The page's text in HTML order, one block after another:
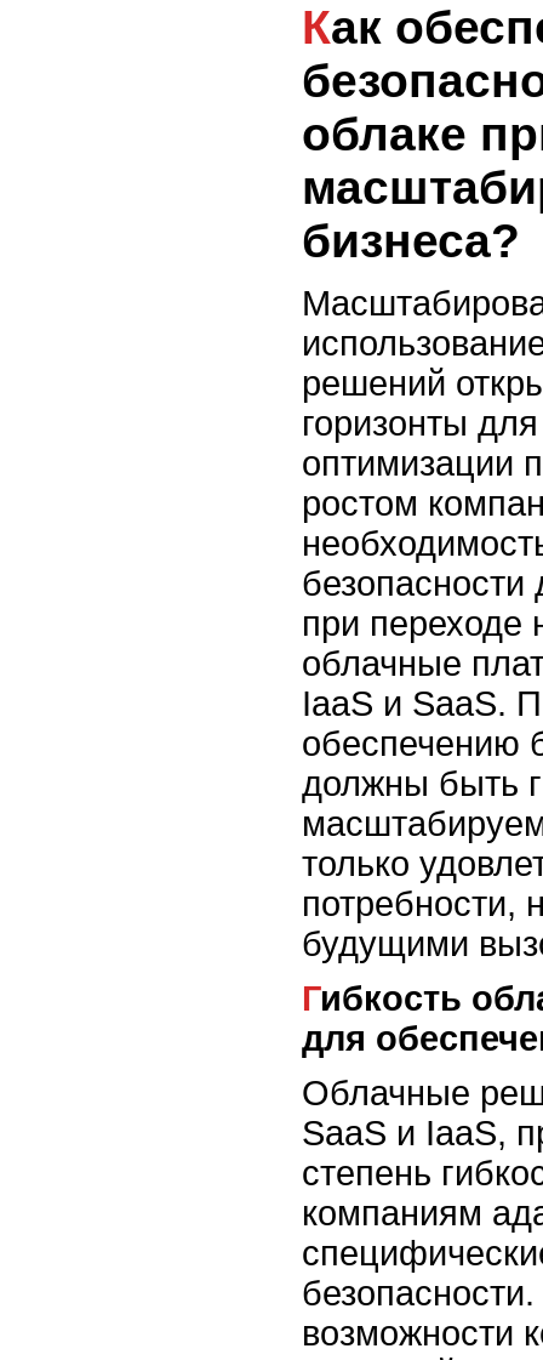
Как обеспечить
облаке
бизнеса?
решений
горизонты
оптимизации
ростом
при переходе
облачные
IaaS и SaaS.
обеспечению
должны быть
только
потребности,
будущими
Гибкость облачных решений
для
Облачные
SaaS и IaaS,
степень
компаниям
возможности